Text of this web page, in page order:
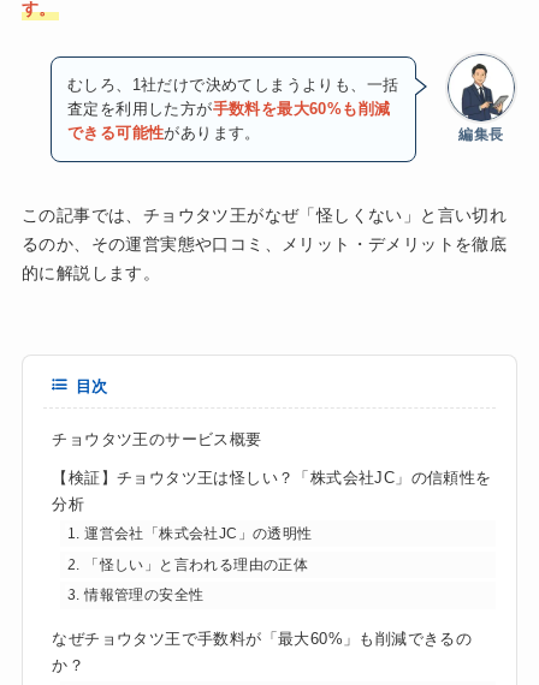
す。
編集長
むしろ、1社だけで決めてしまうよりも、一括
査定を利用した方が手数料を最大60%も削減
できる可能性があります。
この記事では、チョウタツ王がなぜ「怪しくない」と言い切れ
るのか、その運営実態や口コミ、メリット・デメリットを徹底
的に解説します。
目次
チョウタツ王のサービス概要
【検証】チョウタツ王は怪しい？「株式会社JC」の信頼性を
分析
1. 運営会社「株式会社JC」の透明性
2. 「怪しい」と言われる理由の正体
3. 情報管理の安全性
なぜチョウタツ王で手数料が「最大60%」も削減できるの
か？